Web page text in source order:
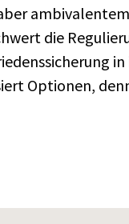
ambivalentem
die
in
Optionen,